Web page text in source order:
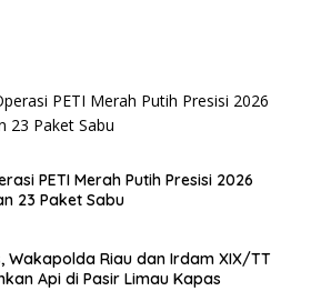
PETI Merah Putih Presisi 2026
23 Paket Sabu
Wakapolda Riau dan Irdam XIX/TT
Api di Pasir Limau Kapas